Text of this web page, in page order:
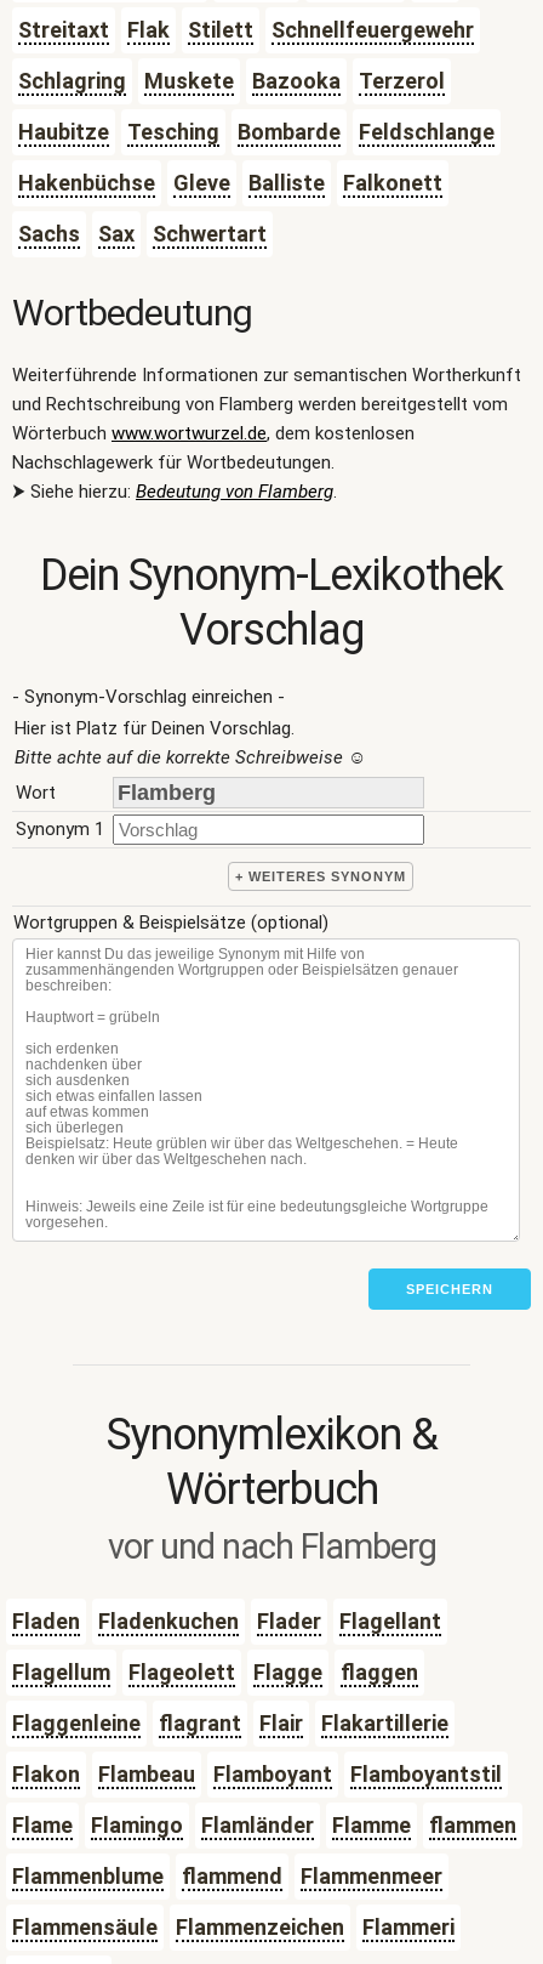
Streitaxt Flak Stilett
Schnellfeuergewehr
Schlagring
Muskete Bazooka
Terzerol
Haubitze
Tesching Bombarde
Feldschlange
Hakenbüchse
Gleve Balliste
Falkonett
Sachs
Sax Schwertart
Wortbedeutung
Weiterführende Informationen zur semantischen Wortherkunft
und Rechtschreibung von Flamberg werden bereitgestellt vom
Wörterbuch www.wortwurzel.de, dem kostenlosen
Nachschlagewerk für Wortbedeutungen.
⮞ Siehe hierzu: Bedeutung von Flamberg.
Dein Synonym-Lexikothek
Vorschlag
- Synonym-Vorschlag einreichen -
Hier ist Platz für Deinen Vorschlag.
Bitte achte auf die korrekte Schreibweise ☺
Wort
Synonym 1
+ WEITERES SYNONYM
Wortgruppen & Beispielsätze (optional)
SPEICHERN
Synonymlexikon &
Wörterbuch
vor und nach Flamberg
Fladen Fladenkuchen Flader
Flagellant
Flagellum
Flageolett Flagge
flaggen
Flaggenleine
flagrant Flair
Flakartillerie
Flakon
Flambeau Flamboyant
Flamboyantstil
Flame
Flamingo Flamländer Flamme
flammen
Flammenblume
flammend
Flammenmeer
Flammensäule
Flammenzeichen
Flammeri